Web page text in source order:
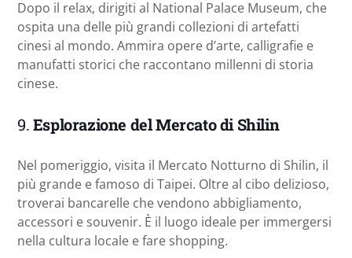
Dopo il relax, dirigiti al National Palace Museum, che
ospita una delle più grandi collezioni di artefatti
cinesi al mondo. Ammira opere d’arte, calligrafie e
manufatti storici che raccontano millenni di storia
cinese.
9.Esplorazione del Mercato di Shilin
Nel pomeriggio, visita il Mercato Notturno di Shilin, il
più grande e famoso di Taipei. Oltre al cibo delizioso,
troverai bancarelle che vendono abbigliamento,
accessori e souvenir. È il luogo ideale per immergersi
nella cultura locale e fare shopping.